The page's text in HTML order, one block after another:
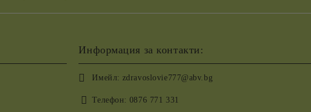
Информация за контакти:
Имейл: zdravoslovie777@abv.bg
Телефон: 0876 771 331